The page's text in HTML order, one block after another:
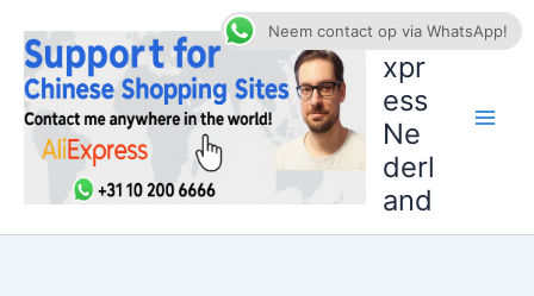
naar
inhoud
AliE
xpr
ess
Ne
derl
and
Neem contact op via WhatsApp!